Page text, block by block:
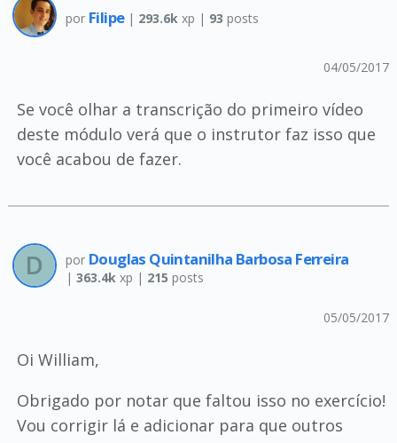
por Filipe | 293.6k xp | 93 posts
04/05/2017
Se você olhar a transcrição do primeiro vídeo
deste módulo verá que o instrutor faz isso que
você acabou de fazer.
por Douglas Quintanilha Barbosa Ferreira
| 363.4kxp | 215 posts
05/05/2017
Oi William,
Obrigado por notar que faltou isso no exercício!
Vou corrigir lá e adicionar para que outros